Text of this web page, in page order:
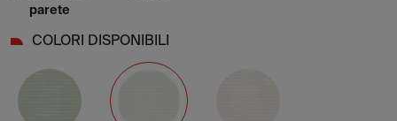
parete
COLORI DISPONIBILI